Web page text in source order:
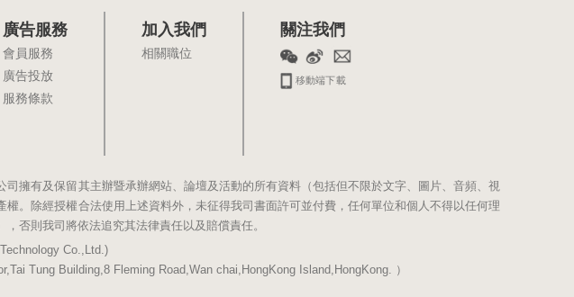
廣告服務
會員服務
廣告投放
服務條款
加入我們
相關職位
關注我們
移動端下載
擁有及保留其主辦暨承辦網站、論壇及活動的所有資料（包括但不限於文字、圖片、音頻、視
。除經授權合法使用上述資料外，未征得我司書面許可並付費，任何單位和個人不得以任何理
否則我司將依法追究其法律責任以及賠償責任。
Co.,Ltd.)
Tung Building,8 Fleming Road,Wan chai,HongKong Island,HongKong. ）